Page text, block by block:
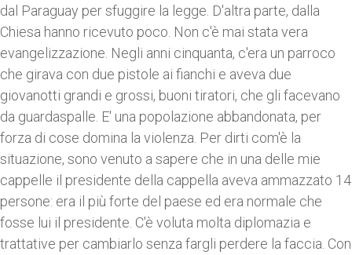
dal Paraguay per sfuggire la legge. D'altra parte, dalla
Chiesa hanno ricevuto poco. Non c'è mai stata vera
evangelizzazione. Negli anni cinquanta, c'era un parroco
che girava con due pistole ai fianchi e aveva due
giovanotti grandi e grossi, buoni tiratori, che gli facevano
da guardaspalle. E' una popolazione abbandonata, per
forza di cose domina la violenza. Per dirti com'è la
situazione, sono venuto a sapere che in una delle mie
cappelle il presidente della cappella aveva ammazzato 14
persone: era il più forte del paese ed era normale che
fosse lui il presidente. C'è voluta molta diplomazia e
trattative per cambiarlo senza fargli perdere la faccia. Con